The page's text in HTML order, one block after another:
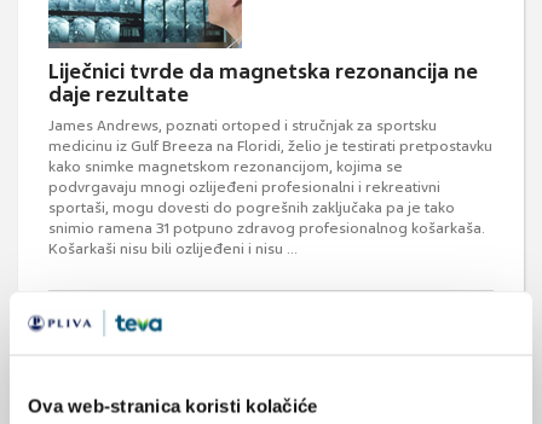
Ova web-stranica koristi kolačiće
Liječnici tvrde da magnetska rezonancija ne
daje rezultate
James Andrews, poznati ortoped i stručnjak za sportsku
medicinu iz Gulf Breeza na Floridi, želio je testirati pretpostavku
kako snimke magnetskom rezonancijom, kojima se
podvrgavaju mnogi ozlijeđeni profesionalni i rekreativni
sportaši, mogu dovesti do pogrešnih zaključaka pa je tako
snimio ramena 31 potpuno zdravog profesionalnog košarkaša.
Košarkaši nisu bili ozlijeđeni i nisu ...
Mentalno